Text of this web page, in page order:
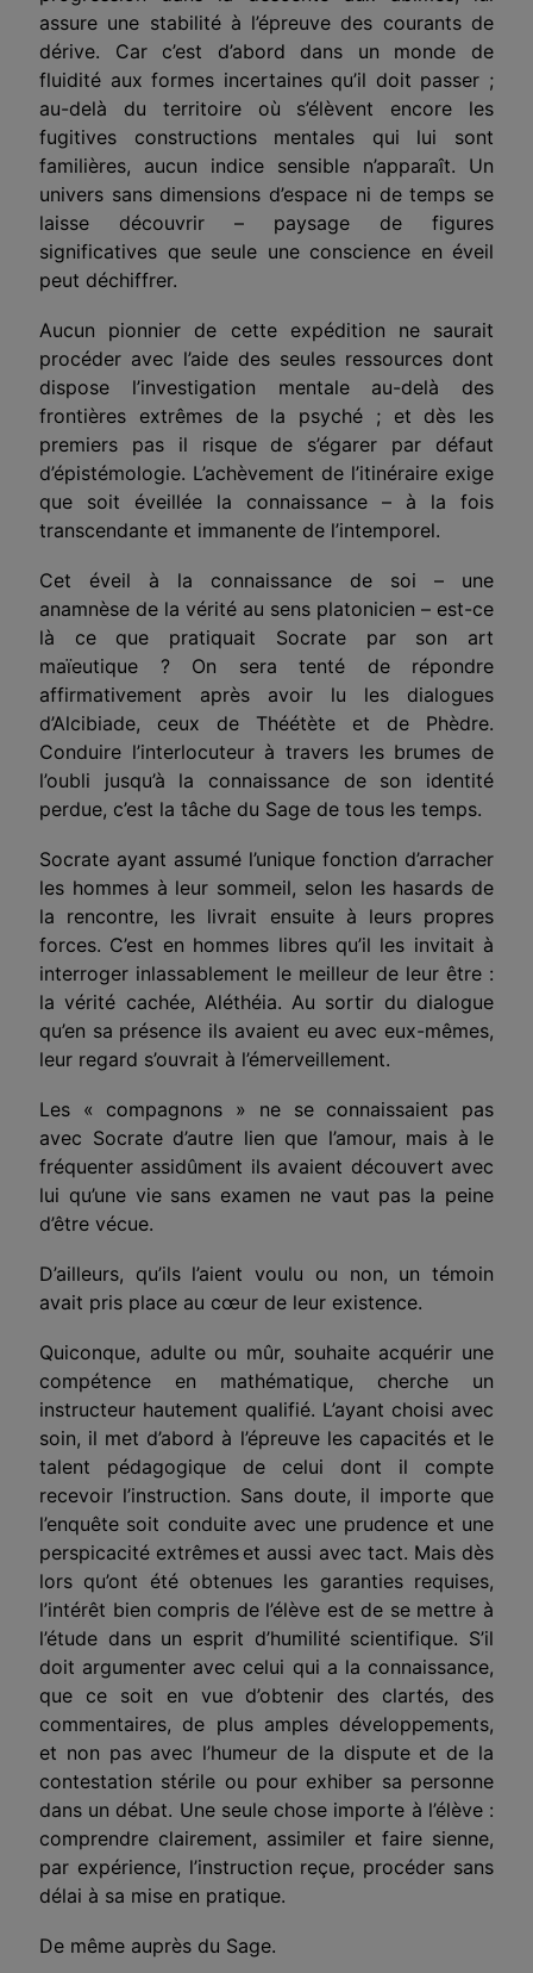
assure une stabilité à l’épreuve des courants de
dérive. Car c’est d’abord dans un monde de
fluidité aux formes incertaines qu’il doit passer ;
au-delà du territoire où s’élèvent encore les
fugitives constructions mentales qui lui sont
familières, aucun indice sensible n’apparaît. Un
uni­vers sans dimensions d’espace ni de temps se
laisse découvrir – paysage de figures
significatives que seule une conscience en éveil
peut déchiffrer.
Aucun pionnier de cette expédition ne saurait
procéder avec l’aide des seules ressources dont
dispose l’investigation mentale au-delà des
frontières extrêmes de la psyché ; et dès les
premiers pas il risque de s’égarer par défaut
d’épisté­mologie. L’achèvement de l’itinéraire exige
que soit éveillée la connaissance – à la fois
transcendante et immanente de l’intemporel.
Cet éveil à la connaissance de soi – une
anamnèse de la vérité au sens platonicien – est-ce
là ce que pratiquait Socrate par son art
maïeutique ? On sera tenté de répondre
affirmativement après avoir lu les dialogues
d’Alcibiade, ceux de Théétète et de Phèdre.
Conduire l’interlocuteur à travers les brumes de
l’oubli jusqu’à la connaissance de son identité
perdue, c’est la tâche du Sage de tous les temps.
Socrate ayant assumé l’unique fonction d’arracher
les hommes à leur sommeil, selon les hasards de
la rencontre, les livrait ensuite à leurs propres
forces. C’est en hommes libres qu’il les invitait à
interroger inlassablement le meilleur de leur être :
la vérité cachée, Aléthéia. Au sortir du dialogue
qu’en sa présence ils avaient eu avec eux-mêmes,
leur regard s’ouvrait à l’émerveillement.
Les « compagnons » ne se connaissaient pas
avec Socrate d’autre lien que l’amour, mais à le
fréquenter assidûment ils avaient découvert avec
lui qu’une vie sans examen ne vaut pas la peine
d’être vécue.
D’ailleurs, qu’ils l’aient voulu ou non, un témoin
avait pris place au cœur de leur existence.
Quiconque, adulte ou mûr, souhaite acquérir une
compé­tence en mathématique, cherche un
instructeur hautement qualifié. L’ayant choisi avec
soin, il met d’abord à l’épreuve les capacités et le
talent pédagogique de celui dont il compte
recevoir l’instruction. Sans doute, il importe que
l’enquête soit conduite avec une prudence et une
perspicacité extrêmes et aussi avec tact. Mais dès
lors qu’ont été obtenues les garanties requises,
l’intérêt bien compris de l’élève est de se mettre à
l’étude dans un esprit d’humilité scientifique. S’il
doit argumenter avec celui qui a la connaissance,
que ce soit en vue d’obtenir des clartés, des
commentaires, de plus amples développements,
et non pas avec l’humeur de la dispute et de la
contestation stérile ou pour exhiber sa personne
dans un débat. Une seule chose importe à l’élève :
comprendre clai­rement, assimiler et faire sienne,
par expérience, l’instruction reçue, procéder sans
délai à sa mise en pratique.
De même auprès du Sage.